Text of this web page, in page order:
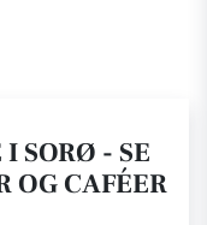
SORØ - SE
OG CAFÉER